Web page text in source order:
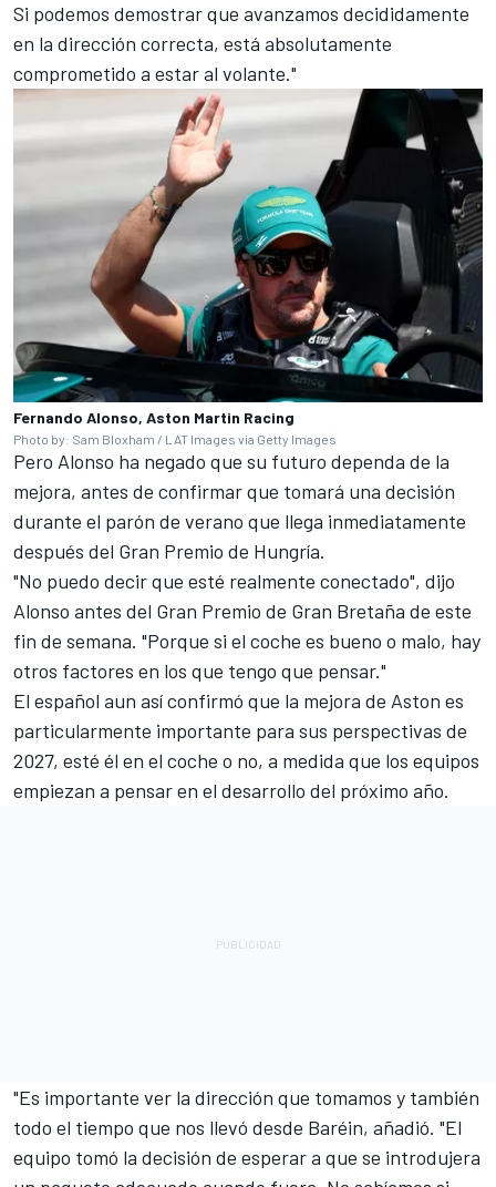
Si podemos demostrar que avanzamos decididamente
en la dirección correcta, está absolutamente
comprometido a estar al volante."
Fernando Alonso, Aston Martin Racing
Photo by: Sam Bloxham / LAT Images via Getty Images
Pero Alonso ha negado que su futuro dependa de la
mejora, antes de confirmar que tomará una decisión
durante el parón de verano que llega inmediatamente
después del Gran Premio de Hungría.
"No puedo decir que esté realmente conectado", dijo
Alonso antes del Gran Premio de Gran Bretaña de este
fin de semana. "Porque si el coche es bueno o malo, hay
otros factores en los que tengo que pensar."
El español aun así confirmó que la mejora de Aston es
particularmente importante para sus perspectivas de
2027, esté él en el coche o no, a medida que los equipos
empiezan a pensar en el desarrollo del próximo año.
"Es importante ver la dirección que tomamos y también
todo el tiempo que nos llevó desde Baréin, añadió. "El
equipo tomó la decisión de esperar a que se introdujera